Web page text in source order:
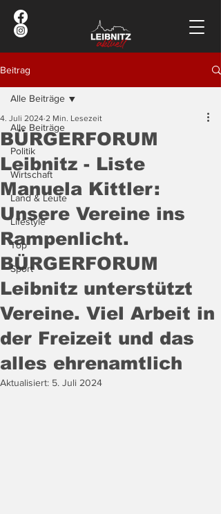
Beitrag
Alle Beiträge
Politik
Wirtschaft
Land & Leute
Lifestyle
Top
Sport
Alle Beiträge
BÜRGERFORUM
Leibnitz - Liste
Manuela Kittler:
Unsere Vereine ins
Rampenlicht.
BÜRGERFORUM
Leibnitz unterstützt
Vereine. Viel Arbeit in
der Freizeit und das
alles ehrenamtlich
4. Juli 2024 2 Min. Lesezeit
Aktualisiert: 5. Juli 2024